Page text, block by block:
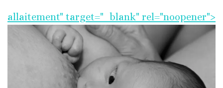
allaitement" target="_blank" rel="noopener">